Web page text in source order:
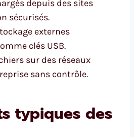
depuis des sites
sécurisés.
externes
clés USB.
sur des réseaux
sans contrôle.
typiques des